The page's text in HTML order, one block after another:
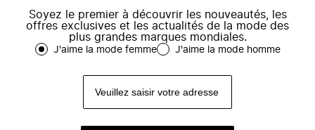
Soyez le premier à découvrir les nouveautés, les
offres exclusives et les actualités de la mode des
plus grandes marques mondiales.
J'aime la mode femme J'aime la mode homme